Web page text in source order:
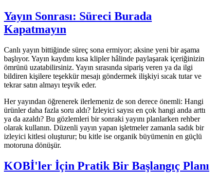
Yayın Sonrası: Süreci Burada
Kapatmayın
Canlı yayın bittiğinde süreç sona ermiyor; aksine yeni bir aşama
başlıyor. Yayın kaydını kısa klipler hâlinde paylaşarak içeriğinizin
ömrünü uzatabilirsiniz. Yayın sırasında sipariş veren ya da ilgi
bildiren kişilere teşekkür mesajı göndermek ilişkiyi sıcak tutar ve
tekrar satın almayı teşvik eder.
Her yayından öğrenerek ilerlemeniz de son derece önemli: Hangi
ürünler daha fazla soru aldı? İzleyici sayısı en çok hangi anda arttı
ya da azaldı? Bu gözlemleri bir sonraki yayını planlarken rehber
olarak kullanın. Düzenli yayın yapan işletmeler zamanla sadık bir
izleyici kitlesi oluşturur; bu kitle ise organik büyümenin en güçlü
motoruna dönüşür.
KOBİ'ler İçin Pratik Bir Başlangıç Planı